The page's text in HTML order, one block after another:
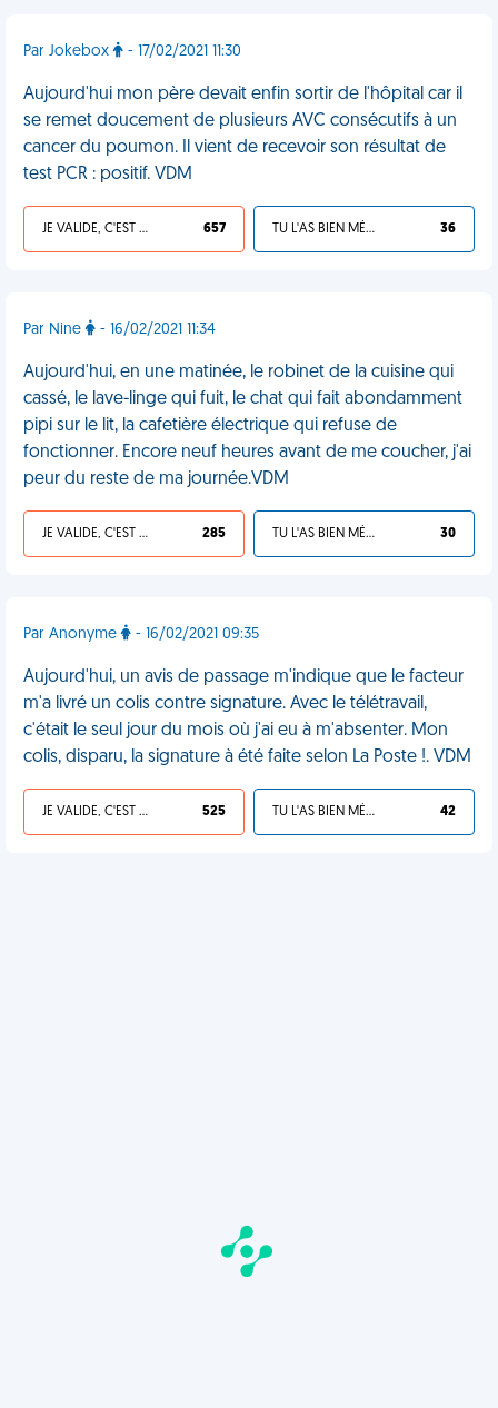
Par Jokebox - 17/02/2021 11:30
Aujourd'hui mon père devait enfin sortir de l'hôpital car il
se remet doucement de plusieurs AVC consécutifs à un
cancer du poumon. Il vient de recevoir son résultat de
test PCR : positif. VDM
JE VALIDE, C'EST UNE VDM 657 TU L'AS BIEN MÉRITÉ 36
Par Nine - 16/02/2021 11:34
Aujourd'hui, en une matinée, le robinet de la cuisine qui
cassé, le lave-linge qui fuit, le chat qui fait abondamment
pipi sur le lit, la cafetière électrique qui refuse de
fonctionner. Encore neuf heures avant de me coucher, j'ai
peur du reste de ma journée.VDM
JE VALIDE, C'EST UNE VDM 285 TU L'AS BIEN MÉRITÉ 30
Par Anonyme - 16/02/2021 09:35
Aujourd'hui, un avis de passage m'indique que le facteur
m'a livré un colis contre signature. Avec le télétravail,
c'était le seul jour du mois où j'ai eu à m'absenter. Mon
colis, disparu, la signature à été faite selon La Poste !. VDM
JE VALIDE, C'EST UNE VDM 525 TU L'AS BIEN MÉRITÉ 42